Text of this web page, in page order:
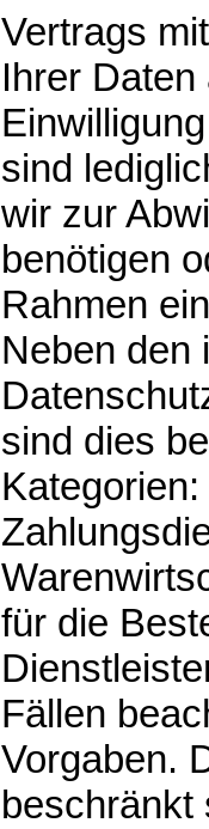
Vertrags
Ihrer
sind
wir zur
benötigen
Rahmen
Neben den
sind dies
für die
Fällen
Vorgaben.
beschränkt